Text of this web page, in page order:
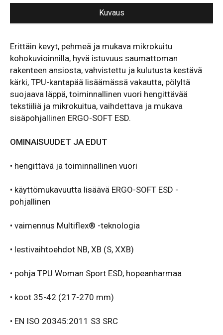
Kuvaus
Erittäin kevyt, pehmeä ja mukava mikrokuitu
kohokuvioinnilla, hyvä istuvuus saumattoman
rakenteen ansiosta, vahvistettu ja kulutusta kestävä
kärki, TPU-kantapää lisäämässä vakautta, pölyltä
suojaava läppä, toiminnallinen vuori hengittävää
tekstiiliä ja mikrokuitua, vaihdettava ja mukava
sisäpohjallinen ERGO-SOFT ESD.
OMINAISUUDET JA EDUT
• hengittävä ja toiminnallinen vuori
• käyttömukavuutta lisäävä ERGO-SOFT ESD -
pohjallinen
• vaimennus Multiflex® -teknologia
• lestivaihtoehdot NB, XB (S, XXB)
• pohja TPU Woman Sport ESD, hopeanharmaa
• koot 35-42 (217-270 mm)
• EN ISO 20345:2011 S3 SRC